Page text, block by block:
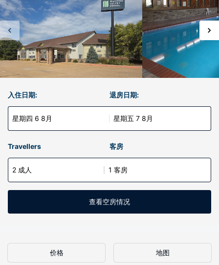
入住日期:
星期四 6 8月
退房日期:
星期五 7 8月
Travellers 客房
2 成人 1 客房
查看空房情况
价格 地图